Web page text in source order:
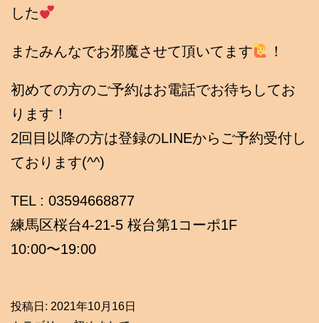
した
またみんなでお邪魔させて頂いてます ！
初めての方のご予約はお電話でお待ちしてお
ります！
2回目以降の方は登録のLINEからご予約受付し
ております(^^)
TEL : 03594668877
練馬区桜台4-21-5 桜台第1コーポ1F
10:00〜19:00
投稿日: 2021年10月16日